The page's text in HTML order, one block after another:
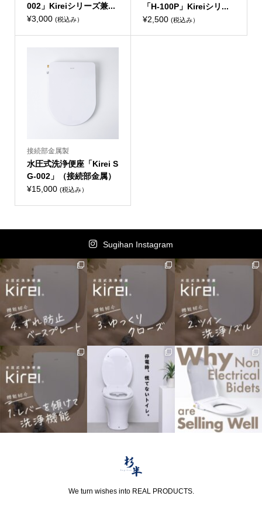
002」Kireiシリーズ兼...
¥3,000 (税込み）
「H-100P」Kireiシリ...
¥2,500 (税込み）
接続部金属製
水圧式洗浄便座「Kirei S
G-002」（接続部金属）
¥15,000 (税込み）
Sugihan Instagram
We turn wishes into REAL PRODUCTS.